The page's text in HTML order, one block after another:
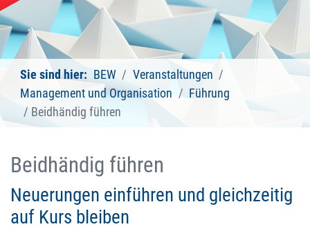
Sie sind hier: BEW
Veranstaltungen
Management und Organisation
Führung
Beidhändig führen
Beidhändig führen
Neuerungen einführen und gleichzeitig
auf Kurs bleiben